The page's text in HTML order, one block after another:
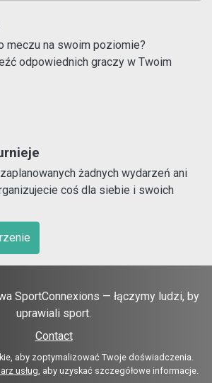
meczu na swoim poziomie?
odpowiednich graczy w Twoim
żadnych wydarzeń ani
coś dla siebie i swoich
SportConnexions — łączymy ludzi, by
uprawiali sport.
Contact
aby zoptymalizować Twoje doświadczenia.
usług, aby uzyskać szczegółowe informacje.